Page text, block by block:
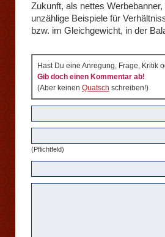
Zukunft, als nettes
unzählige Beispiele für
bzw. im Gleichgewicht, in der
Hast Du eine Anregung, Frage, Kritik
Gib doch einen Kommentar ab!
(Aber keinen Quatsch schreiben!)
(Pflichtfeld)